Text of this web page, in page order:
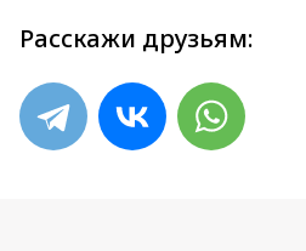
Расскажи друзьям: